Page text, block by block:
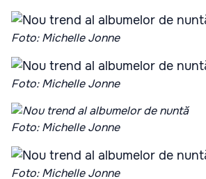
Foto: Michelle Jonne
Foto: Michelle Jonne
Foto: Michelle Jonne
Foto: Michelle Jonne